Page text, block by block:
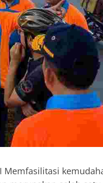
Memfasilitasi